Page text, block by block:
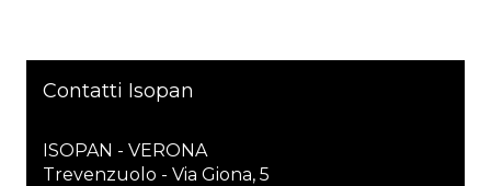
Contatti Isopan
ISOPAN - VERONA
Trevenzuolo - Via Giona, 5